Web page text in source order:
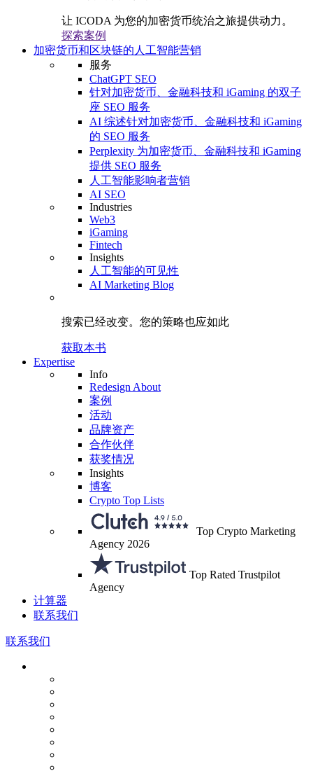
让 ICODA 为您的加密货币统治之旅提供动力。
探索案例
加密货币和区块链的人工智能营销
服务
ChatGPT SEO
针对加密货币、金融科技和 iGaming 的双子
座 SEO 服务
AI 综述针对加密货币、金融科技和 iGaming
的 SEO 服务
Perplexity 为加密货币、金融科技和 iGaming
提供 SEO 服务
人工智能影响者营销
AI SEO
Industries
Web3
iGaming
Fintech
Insights
人工智能的可见性
AI Marketing Blog
搜索已经改变。 您的策略也应如此
获取本书
Expertise
Info
Redesign About
案例
活动
品牌资产
合作伙伴
获奖情况
Insights
博客
Crypto Top Lists
Top Crypto Marketing
Agency 2026
Top Rated Trustpilot
Agency
计算器
联系我们
联系我们